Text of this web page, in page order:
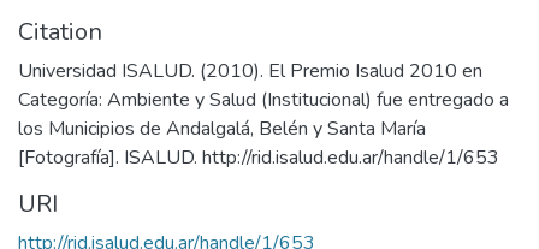
Citation
Universidad ISALUD. (2010). El Premio Isalud 2010 en
Categoría: Ambiente y Salud (Institucional) fue entregado a
los Municipios de Andalgalá, Belén y Santa María
URI
http://rid.isalud.edu.ar/handle/1/653